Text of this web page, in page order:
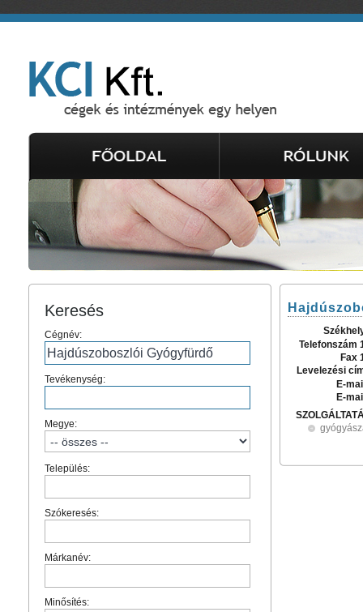
Keresés
Cégnév:
Tevékenység:
Megye:
Település:
Szókeresés:
Márkanév:
Minősítés:
Telefonszám
Fax
Levelezési
E-
E-